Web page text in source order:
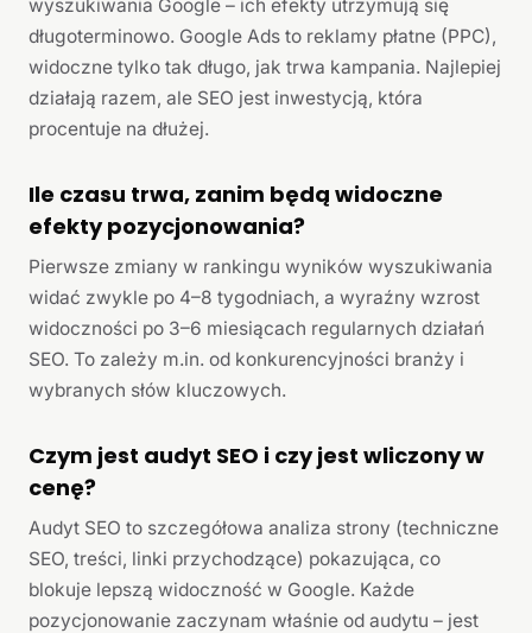
wyszukiwania Google – ich efekty utrzymują się
długoterminowo. Google Ads to reklamy płatne (PPC),
widoczne tylko tak długo, jak trwa kampania. Najlepiej
działają razem, ale SEO jest inwestycją, która
procentuje na dłużej.
Ile czasu trwa, zanim będą widoczne
efekty pozycjonowania?
Pierwsze zmiany w rankingu wyników wyszukiwania
widać zwykle po 4–8 tygodniach, a wyraźny wzrost
widoczności po 3–6 miesiącach regularnych działań
SEO. To zależy m.in. od konkurencyjności branży i
wybranych słów kluczowych.
Czym jest audyt SEO i czy jest wliczony w
cenę?
Audyt SEO to szczegółowa analiza strony (techniczne
SEO, treści, linki przychodzące) pokazująca, co
blokuje lepszą widoczność w Google. Każde
pozycjonowanie zaczynam właśnie od audytu – jest